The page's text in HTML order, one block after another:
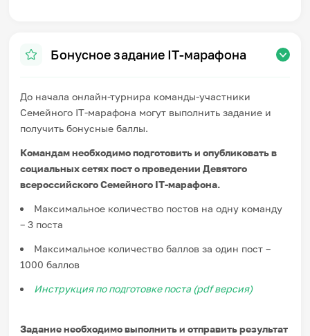
Бонусное задание IT-марафона
До начала онлайн-турнира команды-участники
Семейного IT-марафона могут выполнить задание и
получить бонусные баллы.
Командам необходимо подготовить и опубликовать в
социальных сетях пост о проведении Девятого
всероссийского Семейного IT-марафона.
Максимальное количество постов на одну команду
– 3 поста
Максимальное количество баллов за один пост –
1000 баллов
Инструкция по подготовке поста (pdf версия)
Задание необходимо выполнить и отправить результат